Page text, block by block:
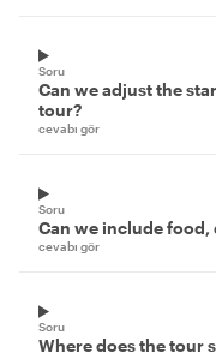
Soru
Can we adjust the
tour?
cevabı gör
Soru
Can we include
cevabı gör
Soru
Where does the tour